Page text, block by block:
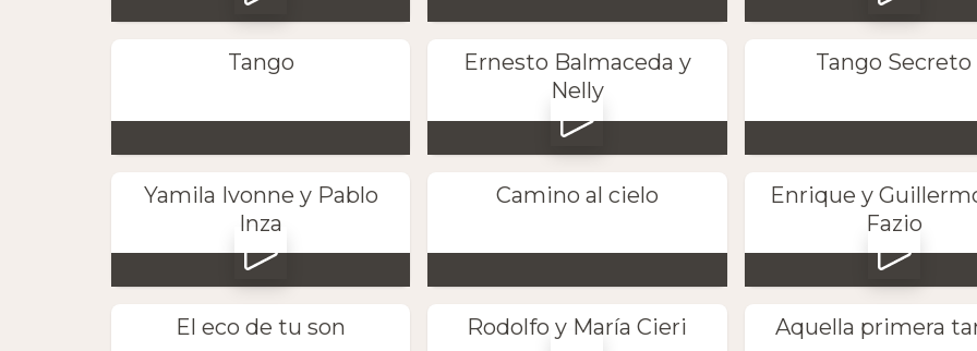
Tango
Ernesto Balmaceda y
Nelly
Tango Secreto
Yamila Ivonne y Pablo
Inza
Camino al cielo
Enrique y
Fazio
El eco de tu son Rodolfo y María Cieri Aquella primera